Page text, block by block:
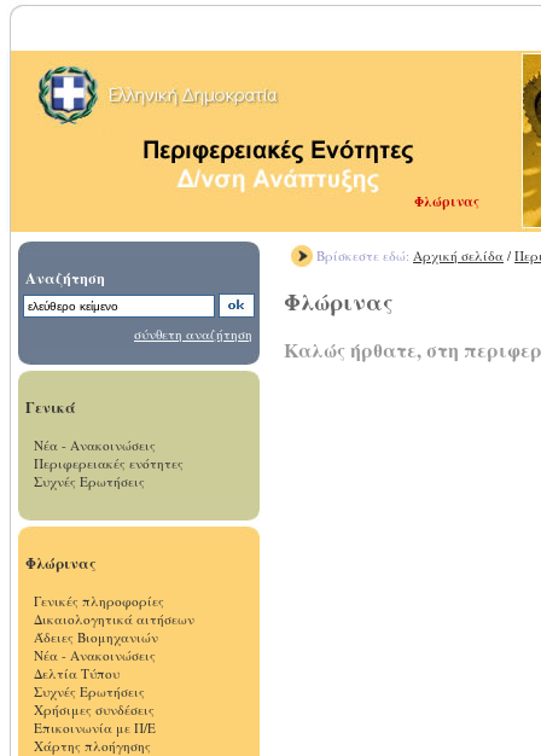
Φλώρινας
Αναζήτηση
σύνθετη αναζήτηση
Γενικά
Νέα - Ανακοινώσεις
Περιφερειακές ενότητες
Συχνές Ερωτήσεις
Φλώρινας
Γενικές πληροφορίες
Δικαιολογητικά αιτήσεων
Άδειες Βιομηχανιών
Νέα - Ανακοινώσεις
Δελτία Τύπου
Συχνές Ερωτήσεις
Χρήσιμες συνδέσεις
Επικοινωνία με Π/Ε
Χάρτης πλοήγησης
Βρίσκεστε εδώ: Αρχική σελίδα /
Φλώρινας
Καλώς ήρθατε, στη